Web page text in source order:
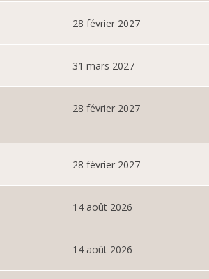
28 février 2027
31 mars 2027
28 février 2027
28 février 2027
14 août 2026
14 août 2026